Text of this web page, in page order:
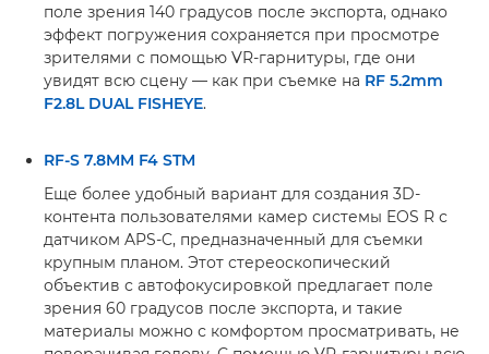
поле зрения 140 градусов после экспорта, однако
эффект погружения сохраняется при просмотре
зрителями с помощью VR-гарнитуры, где они
увидят всю сцену — как при съемке на RF 5.2mm
F2.8L DUAL FISHEYE.
RF-S 7.8MM F4 STM
Еще более удобный вариант для создания 3D-
контента пользователями камер системы EOS R с
датчиком APS-C, предназначенный для съемки
крупным планом. Этот стереоскопический
объектив с автофокусировкой предлагает поле
зрения 60 градусов после экспорта, и такие
материалы можно с комфортом просматривать, не